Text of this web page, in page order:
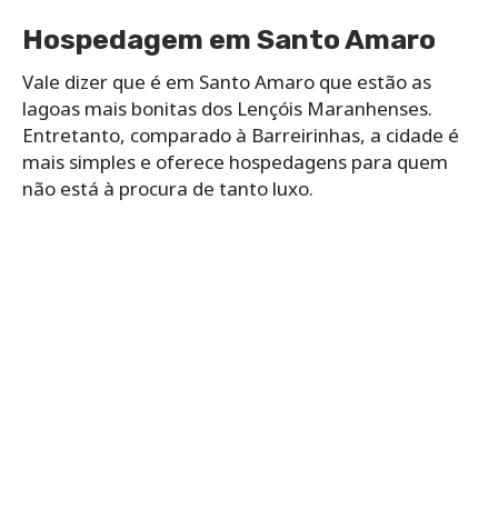
Hospedagem em Santo Amaro
Vale dizer que é em Santo Amaro que estão as
lagoas mais bonitas dos Lençóis Maranhenses.
Entretanto, comparado à Barreirinhas, a cidade é
mais simples e oferece hospedagens para quem
não está à procura de tanto luxo.